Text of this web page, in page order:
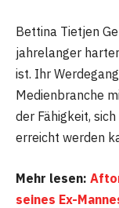
Bettina Tietjen
jahrelanger
ist. Ihr
Medienbranche
der Fähigkeit,
erreicht werden
Mehr lesen:
seines Ex-